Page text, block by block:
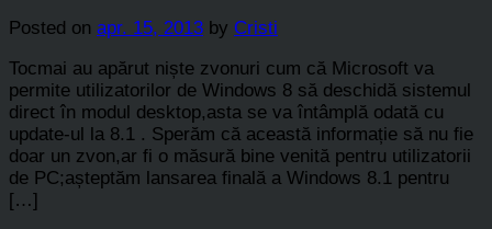
Posted on apr. 15, 2013 by Cristi
Tocmai au apărut niște zvonuri cum că Microsoft va
permite utilizatorilor de Windows 8 să deschidă sistemul
direct în modul desktop,asta se va întâmplă odată cu
update-ul la 8.1 . Sperăm că această informație să nu fie
doar un zvon,ar fi o măsură bine venită pentru utilizatorii
de PC;așteptăm lansarea finală a Windows 8.1 pentru
[…]